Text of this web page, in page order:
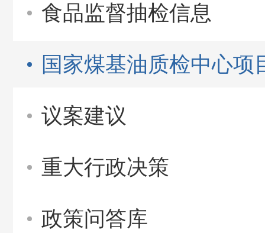
食品监督抽检信息
国家煤基油质检中心项
议案建议
重大行政决策
政策问答库